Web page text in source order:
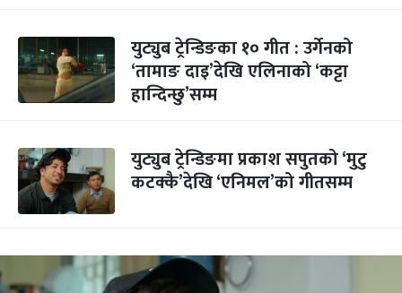
युट्युब ट्रेन्डिङका १० गीत : उर्गेनको
‘तामाङ दाइ’देखि एलिनाको ‘कट्टा
हान्दिन्छु’सम्म
युट्युब ट्रेन्डिङमा प्रकाश सपुतको ‘मुटु
कटक्कै’देखि ‘एनिमल’को गीतसम्म